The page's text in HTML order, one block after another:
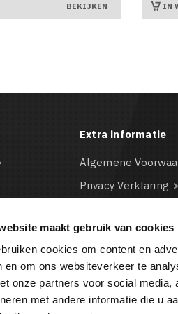
maakt gebruik van cookies
cookies om content en
en om ons websiteverkeer te
onze partners voor social media,
met andere informatie die u
BEKIJKEN IN
Extra informatie
Algemene
Privacy Verklaring
Cookie beleid
VDBA